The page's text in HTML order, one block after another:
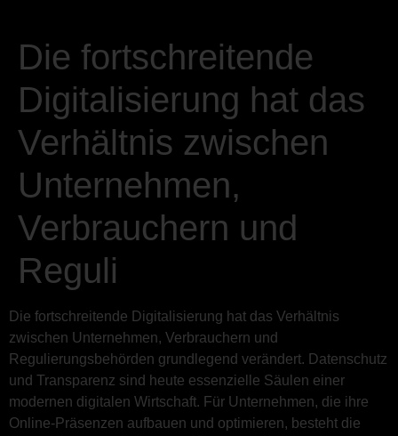
Die fortschreitende
Digitalisierung hat das
Verhältnis zwischen
Unternehmen,
Verbrauchern und
Reguli
Die fortschreitende Digitalisierung hat das Verhältnis
zwischen Unternehmen, Verbrauchern und
Regulierungsbehörden grundlegend verändert. Datenschutz
und Transparenz sind heute essenzielle Säulen einer
modernen digitalen Wirtschaft. Für Unternehmen, die ihre
Online-Präsenzen aufbauen und optimieren, besteht die